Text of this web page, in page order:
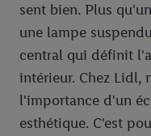
sent bien. Plus
une lampe
central qui définit
intérieur. Chez Lidl,
l'importance d'un
esthétique. C'est